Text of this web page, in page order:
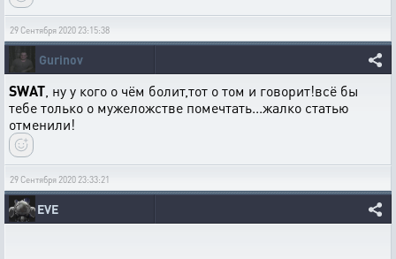
29 Сентября 2020 23:15:38
Gurinov
SWAT , ну у кого о чём болит,тот о том и говорит!всё бы
тебе только о мужеложстве помечтать...жалко статью
отменили!
29 Сентября 2020 23:33:21
EVE